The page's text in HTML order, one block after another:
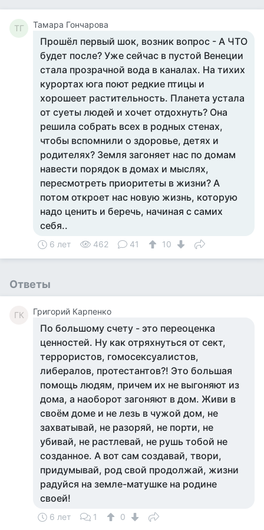
ТГ Тамара Гончарова
Прошёл первый шок, возник вопрос - А ЧТО
будет после? Уже сейчас в пустой Венеции
стала прозрачной вода в каналах. На тихих
курортах юга поют редкие птицы и
хорошеет растительность. Планета устала
от суеты людей и хочет отдохнуть? Она
решила собрать всех в родных стенах,
чтобы вспомнили о здоровье, детях и
родителях? Земля загоняет нас по домам
навести порядок в домах и мыслях,
пересмотреть приоритеты в жизни? А
потом откроет нас новую жизнь, которую
надо ценить и беречь, начиная с самих
себя..
6 лет 462 41 10
Ответы
ГК Григорий Карпенко
По большому счету - это переоценка
ценностей. Ну как отряхнуться от сект,
террористов, гомосексуалистов,
либералов, протестантов?! Это большая
помощь людям, причем их не выгоняют из
дома, а наоборот загоняют в дом. Живи в
своём доме и не лезь в чужой дом, не
захватывай, не разоряй, не порти, не
убивай, не растлевай, не рушь тобой не
созданное. А вот сам создавай, твори,
придумывай, род свой продолжай, жизни
радуйся на земле-матушке на родине
своей!
6 лет 1 0